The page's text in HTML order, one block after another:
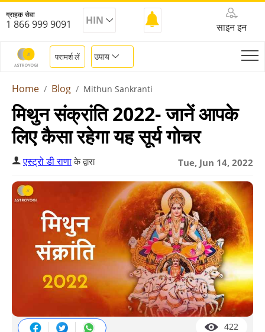
ग्राहक सेवा
1 866 999 9091 HIN
साइन इन
परामर्श लें उपाय
Home Blog Mithun Sankranti
मिथुन संक्रांति 2022- जानें आपके
लिए कैसा रहेगा यह सूर्य गोचर
Tue, Jun 14, 2022
एस्ट्रो डी राणाके द्वारा
422